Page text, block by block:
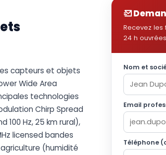
capteurs et objets
Wide Area
technologies
Chirp Spread
100 Hz, 25 km rural),
licensed bandes
agriculture (humidité
Recevez les
24 h
Nom et
Email
Téléphone